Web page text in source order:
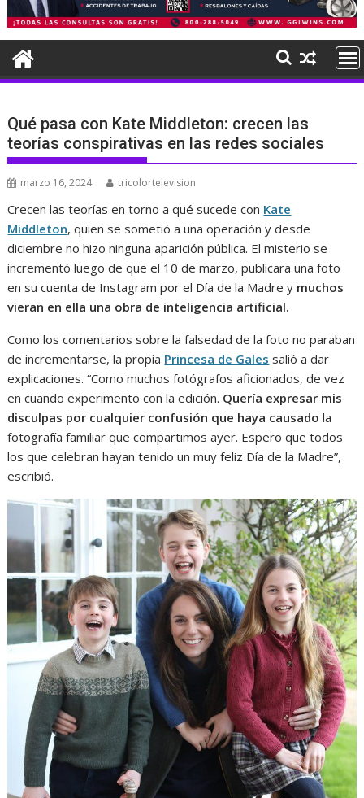
Qué pasa con Kate Middleton: crecen las
teorías conspirativas en las redes sociales
marzo 16, 2024 tricolortelevision
Crecen las teorías en torno a qué sucede con Kate
Middleton, quien se sometió a una operación y desde
diciembre no hizo ninguna aparición pública. El misterio se
incrementó luego de que el 10 de marzo, publicara una foto
en su cuenta de Instagram por el Día de la Madre y muchos
vieran en ella una obra de inteligencia artificial.
Como los comentarios sobre la falsedad de la foto no paraban
de incrementarse, la propia Princesa de Gales salió a dar
explicaciones. “Como muchos fotógrafos aficionados, de vez
en cuando experimento con la edición. Quería expresar mis
disculpas por cualquier confusión que haya causadola
fotografía familiar que compartimos ayer. Espero que todos
los que celebran hayan tenido un muy feliz Día de la Madre”,
escribió.